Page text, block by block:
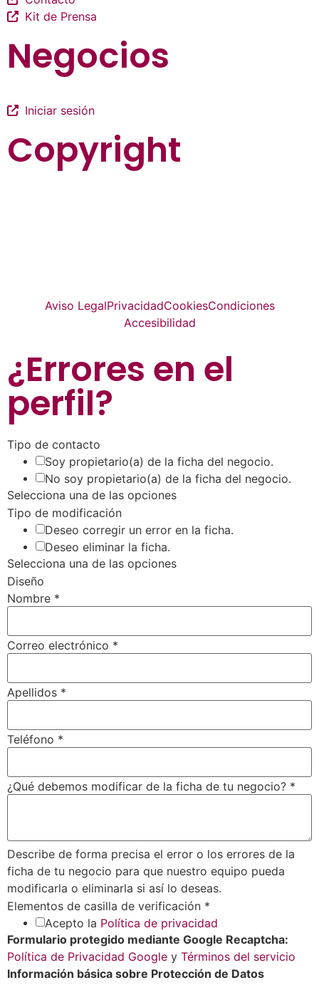
Kit de Prensa
Negocios
Iniciar sesión
Copyright
Aviso LegalPrivacidadCookiesCondiciones
Accesibilidad
¿Errores en el
perfil?
Tipo de contacto
Soy propietario(a) de la ficha del negocio.
No soy propietario(a) de la ficha del negocio.
Selecciona una de las opciones
Tipo de modificación
Deseo corregir un error en la ficha.
Deseo eliminar la ficha.
Selecciona una de las opciones
Diseño
Nombre *
Correo electrónico *
Apellidos *
Teléfono *
¿Qué debemos modificar de la ficha de tu negocio? *
Describe de forma precisa el error o los errores de la
ficha de tu negocio para que nuestro equipo pueda
modificarla o eliminarla si así lo deseas.
Elementos de casilla de verificación *
Acepto la Política de privacidad
Formulario protegido mediante Google Recaptcha:
Política de Privacidad Google y Términos del servicio
Información básica sobre Protección de Datos